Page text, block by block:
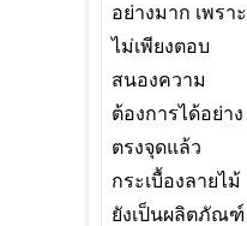
อย่างมาก เพราะ
ไม่เพียงตอบ
สนองความ
ต้องการได้อย่าง
ตรงจุดแล้ว
กระเบื้องลายไม้
ยังเป็นผลิตภัณฑ์